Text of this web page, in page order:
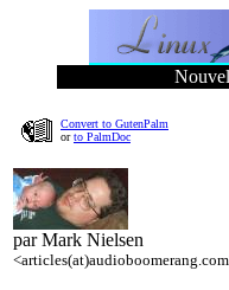
Convert to GutenPalm
orto PalmDoc
par Mark Nielsen